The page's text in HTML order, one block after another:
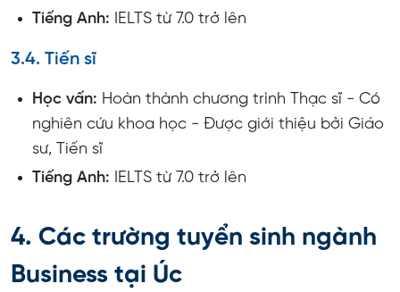
Tiếng Anh: IELTS từ 7.0 trở lên
3.4. Tiến sĩ
Học vấn: Hoàn thành chương trình Thạc sĩ - Có
nghiên cứu khoa học - Được giới thiệu bởi Giáo
sư, Tiến sĩ
Tiếng Anh: IELTS từ 7.0 trở lên
4. Các trường tuyển sinh ngành
Business tại Úc